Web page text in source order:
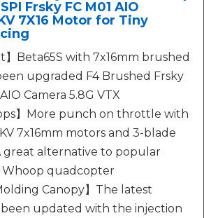
Frsky FC M01 AIO
7X16 Motor for Tiny
】Beta65S with 7x16mm brushed
upgraded F4 Brushed Frsky
Camera 5.8G VTX
】More punch on throttle with
7x16mm motors and 3-blade
great alternative to popular
quadcopter
Canopy】The latest
been updated with the injection